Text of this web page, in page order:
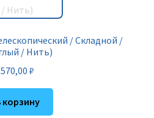
/ Складной /
/ Нить)
570,00 ₽
корзину